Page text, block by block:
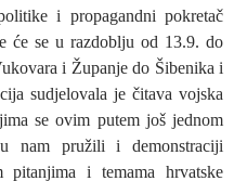
i propagandni pokretač
će se u razdoblju od 13.9. do
i Županje do Šibenika i
sudjelovala je čitava vojska
se ovim putem još jednom
nam pružili i demonstraciji
pitanjima i temama hrvatske